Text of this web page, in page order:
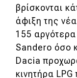
βρίσκονται
άφιξη της
155
Sandero όσο
Dacia
κινητήρα